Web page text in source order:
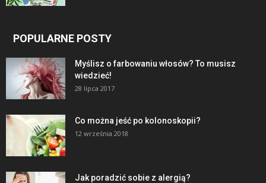
POPULARNE POSTY
Myślisz o farbowaniu włosów? To musisz
wiedzieć!
28 lipca 2017
Co można jeść po kolonoskopii?
12 września 2018
Jak poradzić sobie z alergią?